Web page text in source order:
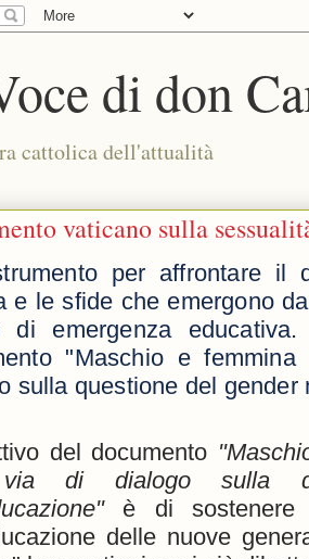
di don
cattolica dell'attualità
vaticano sulla
per affrontare il
e le sfide che emergono
di emergenza
"Maschio e
sulla questione del gender
del documento
di dialogo sulla
è di sostenere
delle nuove